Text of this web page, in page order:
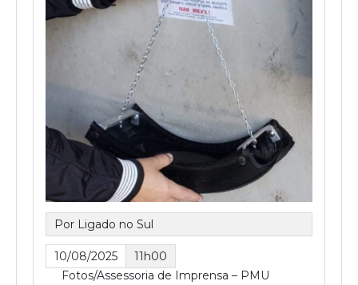
Por Ligado no Sul
10/08/2025
11h00
Fotos/Assessoria de Imprensa – PMU